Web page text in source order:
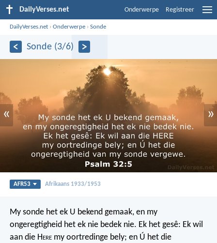
DailyVerses.net Onderwerpe Registreer
DailyVerses.net ›Onderwerpe ›Sonde
Sonde (3/6)
« »
AFR53 Afrikaans 1933/1953
My sonde het ek U bekend gemaak, en my
ongeregtigheid het ek nie bedek nie. Ek het gesê: Ek wil
aan die Here my oortredinge bely; en Ú het die